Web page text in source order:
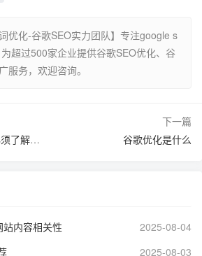
优化-谷歌SEO实力团队】专注google s
超过500家企业提供谷歌SEO优化、谷
服务，欢迎咨询。
学习GoogleSEO，你必须了解的五个关键点
下一篇
谷歌优化是什么
内容相关性
2025-08-04
2025-08-03